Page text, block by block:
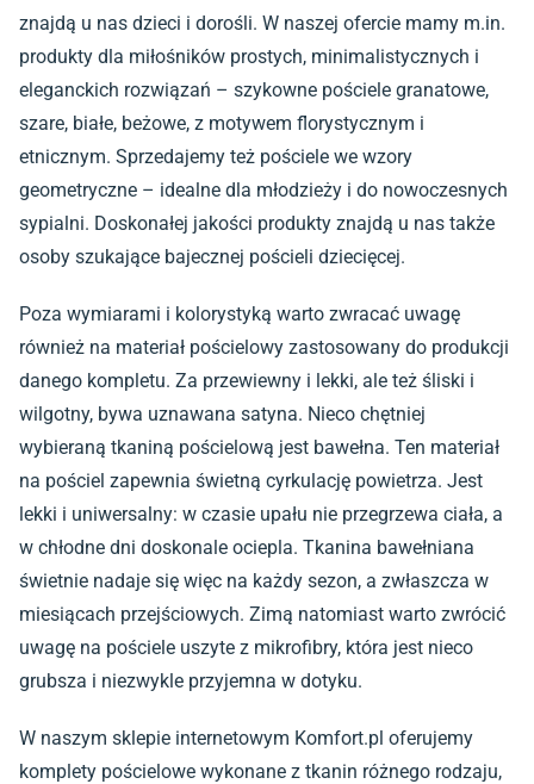
znajdą u nas dzieci i dorośli. W naszej ofercie mamy m.in.
produkty dla miłośników prostych, minimalistycznych i
eleganckich rozwiązań – szykowne pościele granatowe,
szare, białe, beżowe, z motywem florystycznym i
etnicznym. Sprzedajemy też pościele we wzory
geometryczne – idealne dla młodzieży i do nowoczesnych
sypialni. Doskonałej jakości produkty znajdą u nas także
osoby szukające bajecznej pościeli dziecięcej.
Poza wymiarami i kolorystyką warto zwracać uwagę
również na materiał pościelowy zastosowany do produkcji
danego kompletu. Za przewiewny i lekki, ale też śliski i
wilgotny, bywa uznawana satyna. Nieco chętniej
wybieraną tkaniną pościelową jest bawełna. Ten materiał
na pościel zapewnia świetną cyrkulację powietrza. Jest
lekki i uniwersalny: w czasie upału nie przegrzewa ciała, a
w chłodne dni doskonale ociepla. Tkanina bawełniana
świetnie nadaje się więc na każdy sezon, a zwłaszcza w
miesiącach przejściowych. Zimą natomiast warto zwrócić
uwagę na pościele uszyte z mikrofibry, która jest nieco
grubsza i niezwykle przyjemna w dotyku.
W naszym sklepie internetowym Komfort.pl oferujemy
komplety pościelowe wykonane z tkanin różnego rodzaju,